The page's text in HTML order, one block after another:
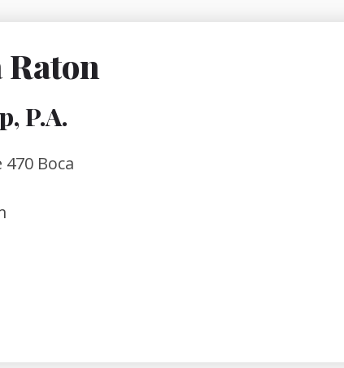
Raton
P.A.
Boca